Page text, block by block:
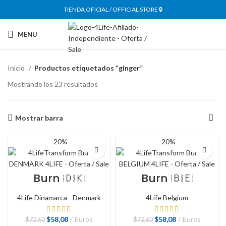
TIENDA OFICIAL / OFFICIAL STORE 🔒
MENU
Inicio
Productos etiquetados “ginger”
Mostrando los 23 resultados
Mostrar barra
-20%
Burn 🇩🇰
4Life Dinamarca - Denmark
$72,60 El
$58,08El Euros
-20%
Burn 🇧🇪
4Life Belgium
$72,60 El
$58,08El Euros